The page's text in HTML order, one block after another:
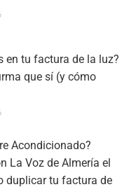
en tu factura de la luz?
que sí (y cómo
Acondicionado?
La Voz de Almería el
duplicar tu factura de